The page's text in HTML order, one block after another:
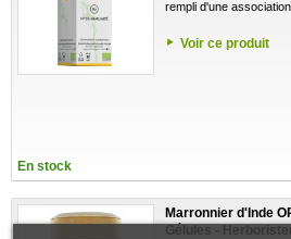
rempli d'une
Voir ce produit
En stock
Marronnier d'Inde
Gélules -